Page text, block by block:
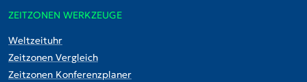
ZEITZONEN WERKZEUGE
Weltzeituhr
Zeitzonen Vergleich
Zeitzonen Konferenzplaner